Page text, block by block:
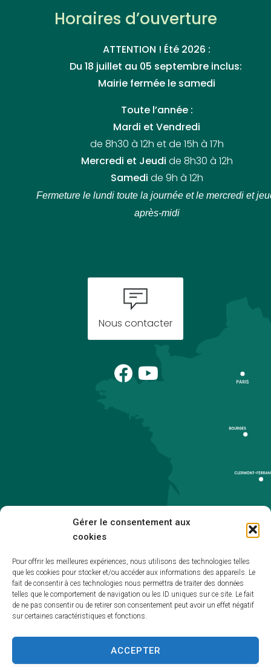
Gérer le consentement aux
cookies
Pour offrir les meilleures expériences, nous utilisons des technologies telles
que les cookies pour stocker et/ou accéder aux informations des appareils. Le
fait de consentir à ces technologies nous permettra de traiter des données
telles que le comportement de navigation ou les ID uniques sur ce site. Le fait
de ne pas consentir ou de retirer son consentement peut avoir un effet négatif
sur certaines caractéristiques et fonctions.
ACCEPTER
Horaires d’ouverture
ATTENTION ! Été 2026 :
Du 18 juillet au 05 septembre inclus:
Mairie fermée le samedi
Toute l’année :
Mardi et Vendredi
de 8h30 à 12h et de 15h à 17h
Mercredi et Jeudi de 8h30 à 12h
Samedi de 9h à 12h
Fermeture le lundi toute la journée et le mercredi et
après-midi
Nous contacter
Accessibilité